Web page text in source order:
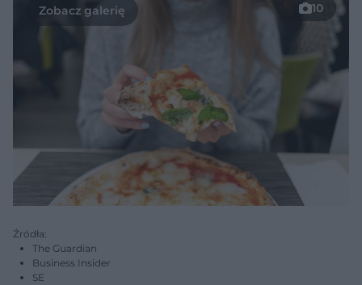
10
Źródła:
The Guardian
Business Insider
SE